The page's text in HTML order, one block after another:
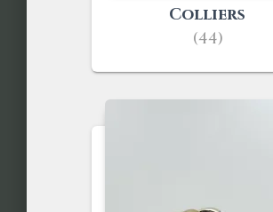
Colliers
(44)